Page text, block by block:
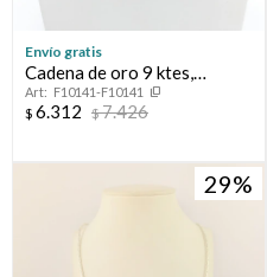
Envío gratis
Cadena de oro 9 ktes,
VENECIANA.
F10141-F10141
$ 6.312 $7.426
29